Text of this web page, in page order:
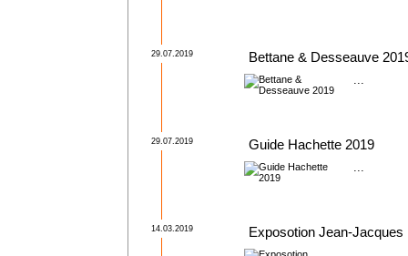
29.07.2019 Bettane & Desseauve
...
29.07.2019 Guide Hachette 2019
...
14.03.2019 Exposotion Jean-Jacques